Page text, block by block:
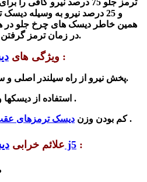
ترمز جلو 75 درصد نیرو
و 25 درصد نیرو به وسیله
همین خاطر دیسک های چرخ جلو در
در زمان ترمز گرفتن حرارت بیشتری تولید می کند.
ویژگی های :
1-پخش نیرو از راه سیلندر اصلی و سیستم تقویت ترمز یا بوستر.
2-استفاده از دیسکها و یا کاسه ترمز های کوچکتر .
3-کم بودن وزن دیسک ترمزهای نسبت به دیسک ترمز جلو .
علائم خرابی دیسک چرخ عقب اصلی جک j5 :